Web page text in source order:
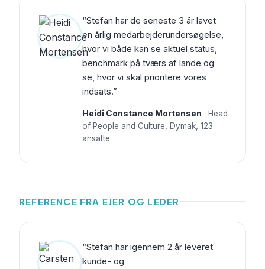
“Stefan har de seneste 3 år lavet
en årlig medarbejderundersøgelse,
hvor vi både kan se aktuel status,
benchmark på tværs af lande og
se, hvor vi skal prioritere vores
indsats.”
Heidi Constance Mortensen · Head
of People and Culture, Dymak, 123
ansatte
REFERENCE FRA EJER OG LEDER
“Stefan har igennem 2 år leveret
kunde- og